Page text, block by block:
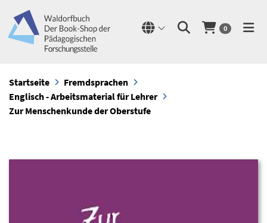
0
Startseite
Fremdsprachen
Englisch - Arbeitsmaterial für Lehrer
Zur Menschenkunde der Oberstufe